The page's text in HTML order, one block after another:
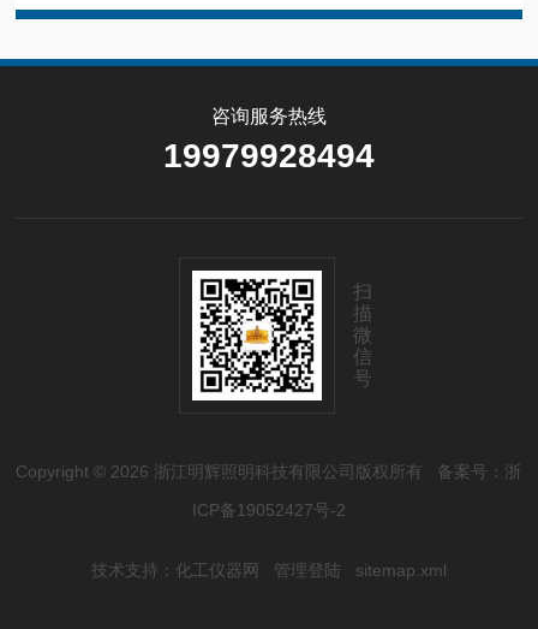
咨询服务热线
19979928494
扫
描
微
信
号
Copyright © 2026 浙江明辉照明科技有限公司版权所有 备案号：浙
ICP备19052427号-2
技术支持： 化工仪器网 管理登陆 sitemap.xml